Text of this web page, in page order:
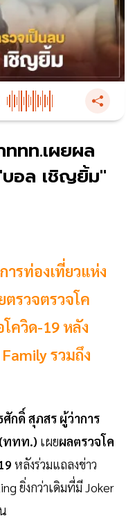
ทท.เผยผล
บอล เชิญยิ้ม"
ารท่องเที่ยวแห่ง
ตรวจตรวจโค
ควิด-19 หลัง
รวมถึง
กดิ์ สุภสร ผู้ว่าการ
ททท.) เผยผลตรวจโค
หลังร่วมแถลงข่าว
ยิ่งกว่าเดิมที่มี Joker